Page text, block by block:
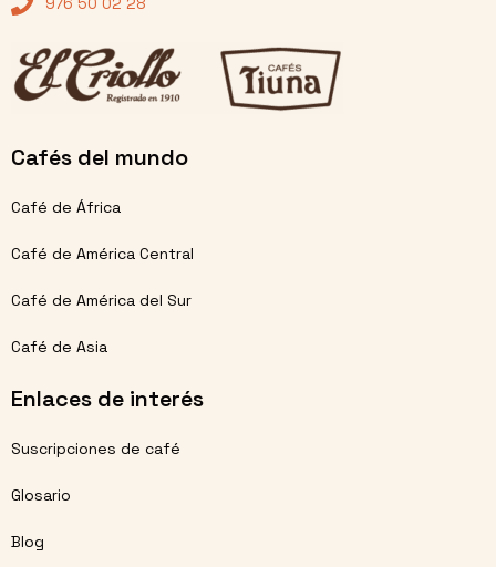
Cafés del mundo
Café de África
Café de América Central
Café de América del Sur
Café de Asia
Enlaces de interés
Suscripciones de café
Glosario
Blog